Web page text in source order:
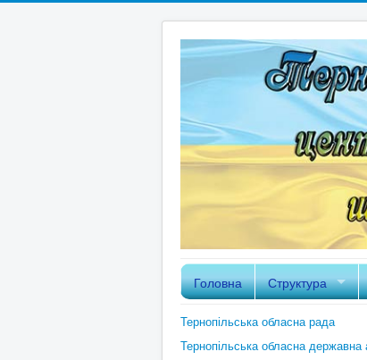
Головна Структура
Тернопільська обласна рада
Тернопільська обласна державна